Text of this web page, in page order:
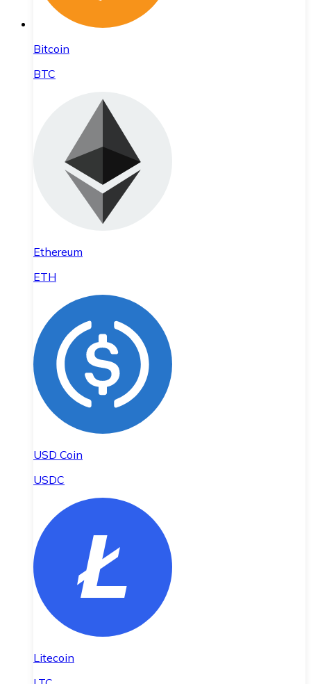
Bitcoin
BTC
Ethereum
ETH
USD Coin
USDC
Litecoin